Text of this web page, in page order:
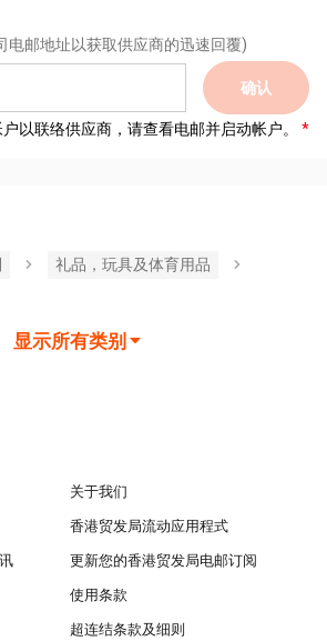
电邮地址以获取供应商的迅速回覆)
确认
以联络供应商，请查看电邮并启动帐户。
礼品，玩具及体育用品
显示所有类别
关于我们
香港贸发局流动应用程式
更新您的香港贸发局电邮订阅
使用条款
超连结条款及细则